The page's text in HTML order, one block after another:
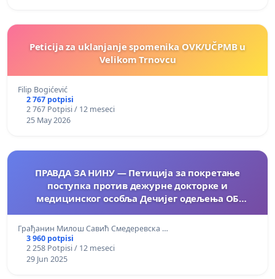
Peticija za uklanjanje spomenika OVK/UČPMB u
Velikom Trnovcu
Filip Bogićević
2 767 potpisi
2 767 Potpisi / 12 meseci
25 May 2026
ПРАВДА ЗА НИНУ — Петиција за покретање
поступка против дежурне докторке и
медицинског особља Дечијег одељења ОБ
Грађанин Милош Савић Смедеревска …
3 960 potpisi
2 258 Potpisi / 12 meseci
29 Jun 2025